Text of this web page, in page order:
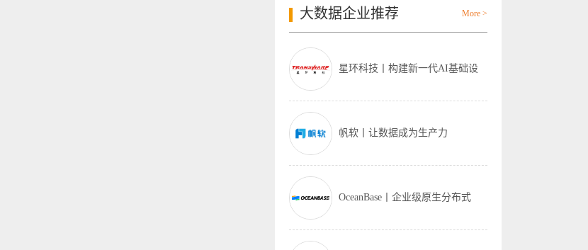
大数据企业推荐 More >
星环科技丨构建新一代AI基础设
帆软丨让数据成为生产力
OceanBase丨企业级原生分布式